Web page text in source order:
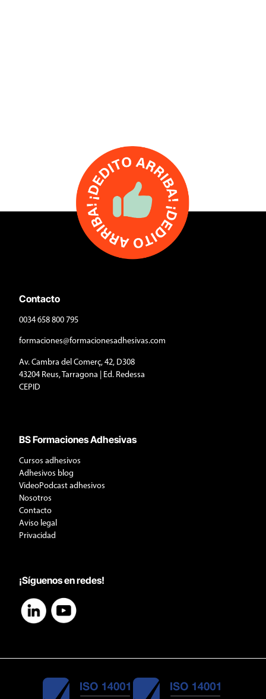
Contacto
0034 658 800 795
formaciones@formacionesadhesivas.com
Av. Cambra del Comerç, 42, D308
43204 Reus, Tarragona | Ed. Redessa
CEPID
BS Formaciones Adhesivas
Cursos adhesivos
Adhesivos blog
VideoPodcast adhesivos
Nosotros
Contacto
Aviso legal
Privacidad
¡Síguenos en redes!